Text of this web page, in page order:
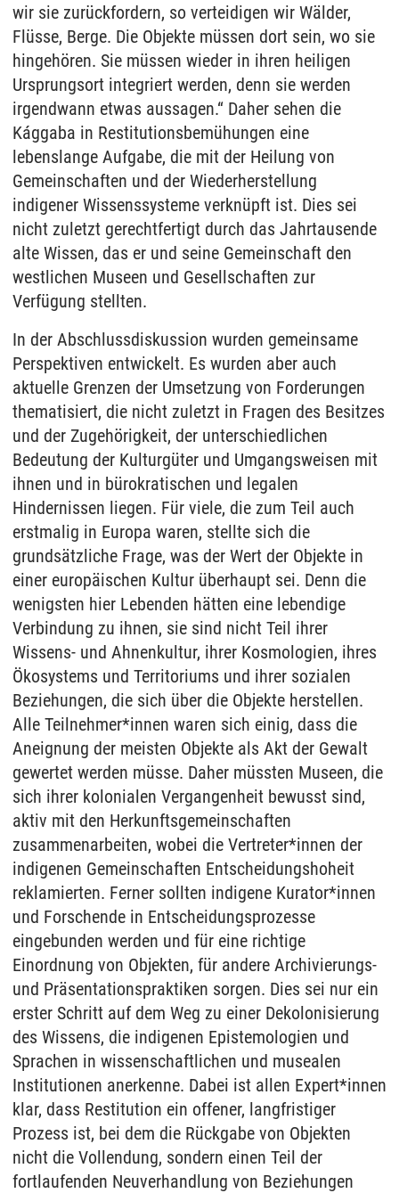
wir sie zurückfordern, so verteidigen wir Wälder,
Flüsse, Berge. Die Objekte müssen dort sein, wo sie
hingehören. Sie müssen wieder in ihren heiligen
Ursprungsort integriert werden, denn sie werden
irgendwann etwas aussagen.“ Daher sehen die
Kággaba in Restitutionsbemühungen eine
lebenslange Aufgabe, die mit der Heilung von
Gemeinschaften und der Wiederherstellung
indigener Wissenssysteme verknüpft ist. Dies sei
nicht zuletzt gerechtfertigt durch das Jahrtausende
alte Wissen, das er und seine Gemeinschaft den
westlichen Museen und Gesellschaften zur
Verfügung stellten.
In der Abschlussdiskussion wurden gemeinsame
Perspektiven entwickelt. Es wurden aber auch
aktuelle Grenzen der Umsetzung von Forderungen
thematisiert, die nicht zuletzt in Fragen des Besitzes
und der Zugehörigkeit, der unterschiedlichen
Bedeutung der Kulturgüter und Umgangsweisen mit
ihnen und in bürokratischen und legalen
Hindernissen liegen. Für viele, die zum Teil auch
erstmalig in Europa waren, stellte sich die
grundsätzliche Frage, was der Wert der Objekte in
einer europäischen Kultur überhaupt sei. Denn die
wenigsten hier Lebenden hätten eine lebendige
Verbindung zu ihnen, sie sind nicht Teil ihrer
Wissens- und Ahnenkultur, ihrer Kosmologien, ihres
Ökosystems und Territoriums und ihrer sozialen
Beziehungen, die sich über die Objekte herstellen.
Alle Teilnehmer*innen waren sich einig, dass die
Aneignung der meisten Objekte als Akt der Gewalt
gewertet werden müsse. Daher müssten Museen, die
sich ihrer kolonialen Vergangenheit bewusst sind,
aktiv mit den Herkunftsgemeinschaften
zusammenarbeiten, wobei die Vertreter*innen der
indigenen Gemeinschaften Entscheidungshoheit
reklamierten. Ferner sollten indigene Kurator*innen
und Forschende in Entscheidungsprozesse
eingebunden werden und für eine richtige
Einordnung von Objekten, für andere Archivierungs-
und Präsentationspraktiken sorgen. Dies sei nur ein
erster Schritt auf dem Weg zu einer Dekolonisierung
des Wissens, die indigenen Epistemologien und
Sprachen in wissenschaftlichen und musealen
Institutionen anerkenne. Dabei ist allen Expert*innen
klar, dass Restitution ein offener, langfristiger
Prozess ist, bei dem die Rückgabe von Objekten
nicht die Vollendung, sondern einen Teil der
fortlaufenden Neuverhandlung von Beziehungen